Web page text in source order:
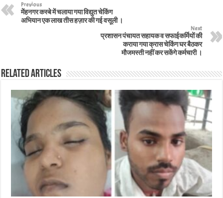
Previous
मेंहनगर कस्बे में चलाया गया विद्युत चेकिंग
अभियान एक लाख तीस हज़ार की गई वसूली ।
Next
प्रशासन पंचायत सहायक व सफाईकर्मियों की
कराया गया क्रास चेकिंग घर बैठकर
मौजमस्ती नहीं कर सकेंगे कर्मचारी ।
Related Articles